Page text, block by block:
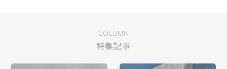
COLUMN
特集記事